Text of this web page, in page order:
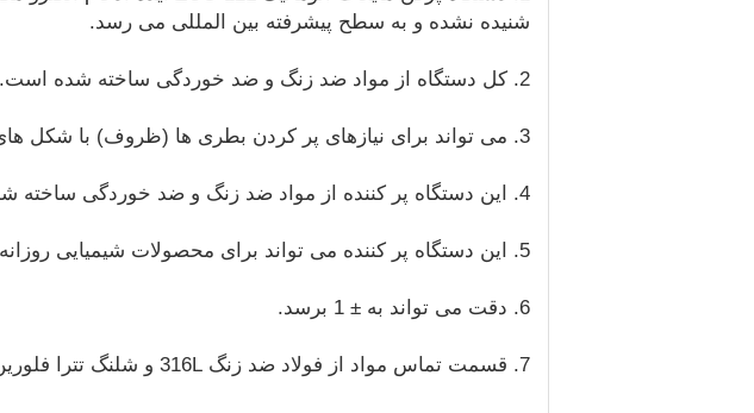
شنیده نشده و به سطح پیشرفته بین المللی می رسد.
2. کل دستگاه از مواد ضد زنگ و ضد خوردگی ساخته شده است.
3. می تواند برای نیازهای پر کردن بطری ها (ظروف) با شکل های مختلف و گازهای غیر مایع مایع مناسب باشد.
4. این دستگاه پر کننده از مواد ضد زنگ و ضد خوردگی ساخته شده است.
5. این دستگاه پر کننده می تواند برای محصولات شیمیایی روزانه ، محصولات تمیز کننده و غیره استفاده شود.
6. دقت می تواند به ± 1 برسد.
7. قسمت تماس مواد از فولاد ضد زنگ 316L و شلنگ تترا فلورین مقاوم در برابر خوردگی و غیر سمی ساخته شده است.